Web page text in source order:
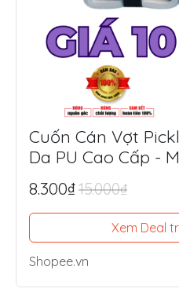
Cuốn Cán Vợt
Da PU Cao Cấp -
Tay, Chống Trượt
8.300₫15.000₫
Xem Deal
Shopee.vn